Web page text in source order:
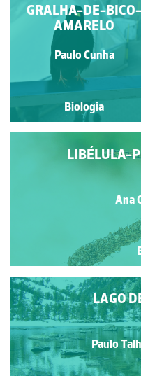
LIBÉLULA-PÚRPURA
(MACHO)
Ana Cristina Rito
Biologia
LIBÉLULA-
Ana
LAGO
Paulo
GRALHA-DE-BICO-
AMARELO
Paulo Cunha
Biologia